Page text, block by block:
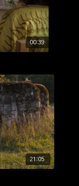
00:39
21:05